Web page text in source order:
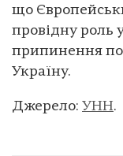
що
провідну роль
припинення
Україну.
Джерело: УНН.